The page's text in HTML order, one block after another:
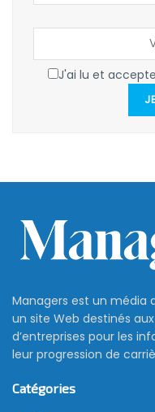
J'ai lu et
Managers est un média
un site Web destinés
d’entreprises pour les
leur progression de
Catégories